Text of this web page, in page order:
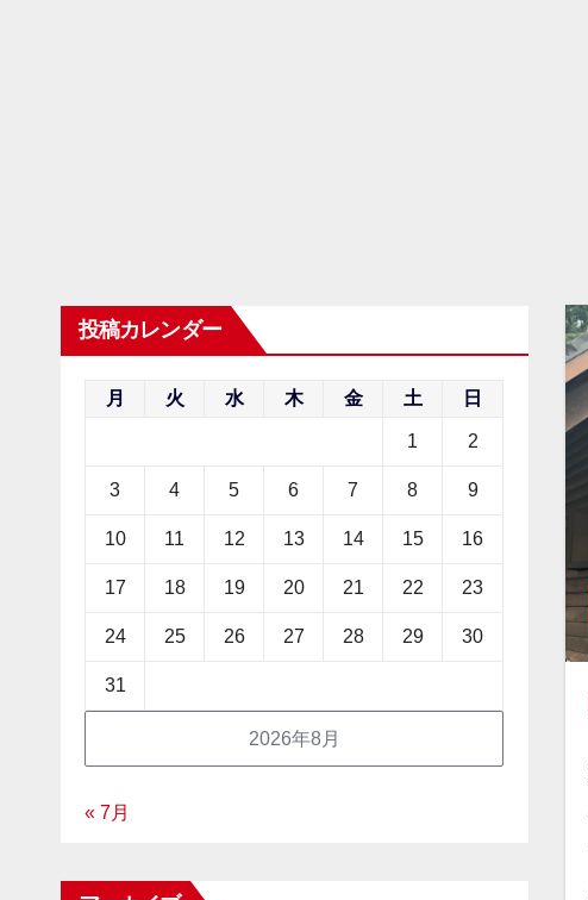
投稿カレンダー
2026年8月
月 火 水 木 金 土 日
1 2
3 4 5 6 7 8 9
10 11 12 13 14 15 16
17 18 19 20 21 22 23
24 25 26 27 28 29 30
31
« 7月